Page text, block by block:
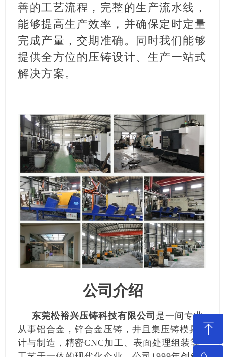
善的工艺流程，完整的生产流水线，
能够提高生产效率，并确保定时定量
完成产量，交期准确。同时我们能够
提供全方位的压铸设计、生产一站式
解决方案。
公司介绍
东莞松裕兴压铸科技有限公司 是一间专业
从事铝合金，锌合金压铸，井且集压铸模具设
计与制造，精密CNC加工、表面处理组装等
ꁸ